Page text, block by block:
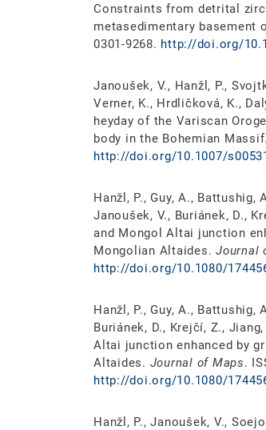
Constraints from detrital
metasedimentary
0301-9268. http://doi.org/
Janoušek, V., Hanžl, P.,
Verner, K., Hrdličková, K.,
heyday of the Variscan
body in the Bohemian Massif.
http://doi.org/10.1007/
Hanžl, P., Guy, A., Battushig,
Janoušek, V., Buriánek, D.,
and Mongol Altai junction
Mongolian Altaides. Journal
http://doi.org/10.1080/
Hanžl, P., Guy, A., Battushig,
Buriánek, D., Krejčí, Z.,
Altai junction enhanced by
Altaides. Journal of Maps.
http://doi.org/10.1080/
Hanžl, P., Janoušek, V.,